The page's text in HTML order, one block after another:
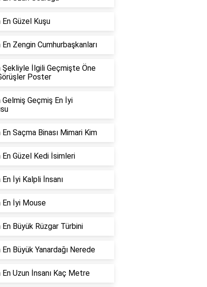
En Güzel Kuşu
En Zengin Cumhurbaşkanları
Şekliyle İlgili Geçmişte Öne
Poster
Gelmiş Geçmiş En İyi
En Saçma Binası Mimari Kim
En Güzel Kedi İsimleri
En İyi Kalpli İnsanı
En İyi Mouse
En Büyük Rüzgar Türbini
En Büyük Yanardağı Nerede
En Uzun İnsanı Kaç Metre